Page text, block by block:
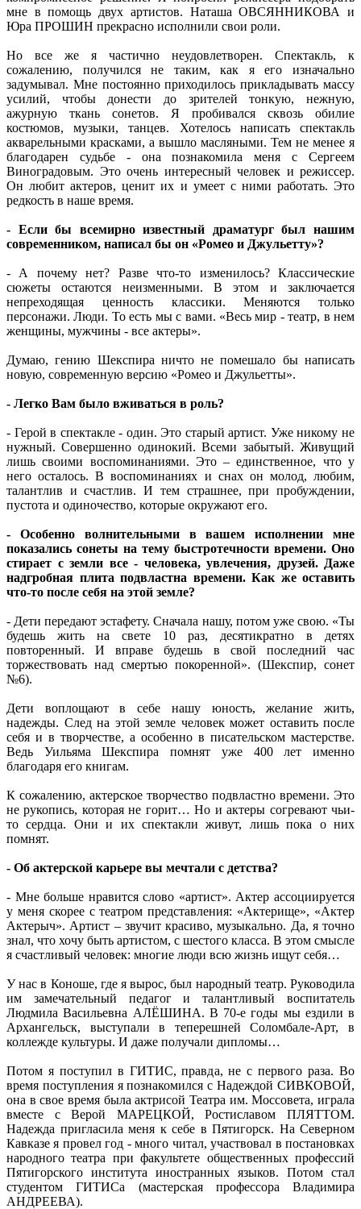
мне в помощь двух артистов. Наташа ОВСЯННИКОВА и
Юра ПРОШИН прекрасно исполнили свои роли.
Но все же я частично неудовлетворен. Спектакль, к
сожалению, получился не таким, как я его изначально
задумывал. Мне постоянно приходилось прикладывать массу
усилий, чтобы донести до зрителей тонкую, нежную,
ажурную ткань сонетов. Я пробивался сквозь обилие
костюмов, музыки, танцев. Хотелось написать спектакль
акварельными красками, а вышло масляными. Тем не менее я
благодарен судьбе - она познакомила меня с Сергеем
Виноградовым. Это очень интересный человек и режиссер.
Он любит актеров, ценит их и умеет с ними работать. Это
редкость в наше время.
- Если бы всемирно известный драматург был нашим
современником, написал бы он «Ромео и Джульетту»?
- А почему нет? Разве что-то изменилось? Классические
сюжеты остаются неизменными. В этом и заключается
непреходящая ценность классики. Меняются только
персонажи. Люди. То есть мы с вами. «Весь мир - театр, в нем
женщины, мужчины - все актеры».
Думаю, гению Шекспира ничто не помешало бы написать
новую, современную версию «Ромео и Джульетты».
- Легко Вам было вживаться в роль?
- Герой в спектакле - один. Это старый артист. Уже никому не
нужный. Совершенно одинокий. Всеми забытый. Живущий
лишь своими воспоминаниями. Это – единственное, что у
него осталось. В воспоминаниях и снах он молод, любим,
талантлив и счастлив. И тем страшнее, при пробуждении,
пустота и одиночество, которые окружают его.
- Особенно волнительными в вашем исполнении мне
показались сонеты на тему быстротечности времени. Оно
стирает с земли все - человека, увлечения, друзей. Даже
надгробная плита подвластна времени. Как же оставить
что-то после себя на этой земле?
- Дети передают эстафету. Сначала нашу, потом уже свою. «Ты
будешь жить на свете 10 раз, десятикратно в детях
повторенный. И вправе будешь в свой последний час
торжествовать над смертью покоренной». (Шекспир, сонет
№6).
Дети воплощают в себе нашу юность, желание жить,
надежды. След на этой земле человек может оставить после
себя и в творчестве, а особенно в писательском мастерстве.
Ведь Уильяма Шекспира помнят уже 400 лет именно
благодаря его книгам.
К сожалению, актерское творчество подвластно времени. Это
не рукопись, которая не горит… Но и актеры согревают чьи-
то сердца. Они и их спектакли живут, лишь пока о них
помнят.
- Об актерской карьере вы мечтали с детства?
- Мне больше нравится слово «артист». Актер ассоциируется
у меня скорее с театром представления: «Актерище», «Актер
Актерыч». Артист – звучит красиво, музыкально. Да, я точно
знал, что хочу быть артистом, с шестого класса. В этом смысле
я счастливый человек: многие люди всю жизнь ищут себя…
У нас в Коноше, где я вырос, был народный театр. Руководила
им замечательный педагог и талантливый воспитатель
Людмила Васильевна АЛЁШИНА. В 70-е годы мы ездили в
Архангельск, выступали в теперешней Соломбале-Арт, в
коллежде культуры. И даже получали дипломы…
Потом я поступил в ГИТИС, правда, не с первого раза. Во
время поступления я познакомился с Надеждой СИВКОВОЙ,
она в свое время была актрисой Театра им. Моссовета, играла
вместе с Верой МАРЕЦКОЙ, Ростиславом ПЛЯТТОМ.
Надежда пригласила меня к себе в Пятигорск. На Северном
Кавказе я провел год - много читал, участвовал в постановках
народного театра при факультете общественных профессий
Пятигорского института иностранных языков. Потом стал
студентом ГИТИСа (мастерская профессора Владимира
АНДРЕЕВА).